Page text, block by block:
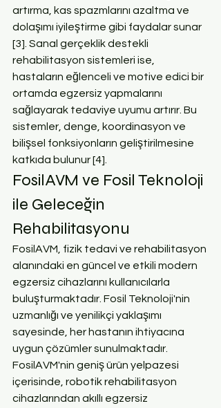
artırma, kas spazmlarını azaltma ve
dolaşımı iyileştirme gibi faydalar sunar
[3]. Sanal gerçeklik destekli
rehabilitasyon sistemleri ise,
hastaların eğlenceli ve motive edici bir
ortamda egzersiz yapmalarını
sağlayarak tedaviye uyumu artırır. Bu
sistemler, denge, koordinasyon ve
bilişsel fonksiyonların geliştirilmesine
katkıda bulunur [4].
FosilAVM ve Fosil Teknoloji
ile Geleceğin
Rehabilitasyonu
FosilAVM, fizik tedavi ve rehabilitasyon
alanındaki en güncel ve etkili modern
egzersiz cihazlarını kullanıcılarla
buluşturmaktadır. Fosil Teknoloji'nin
uzmanlığı ve yenilikçi yaklaşımı
sayesinde, her hastanın ihtiyacına
uygun çözümler sunulmaktadır.
FosilAVM'nin geniş ürün yelpazesi
içerisinde, robotik rehabilitasyon
cihazlarından akıllı egzersiz